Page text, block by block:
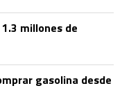
millones de
gasolina desde